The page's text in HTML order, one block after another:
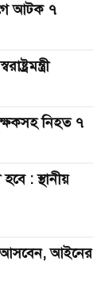
আটক ৭
নিহত ৭
: স্থানীয়
আসবেন, আইনের